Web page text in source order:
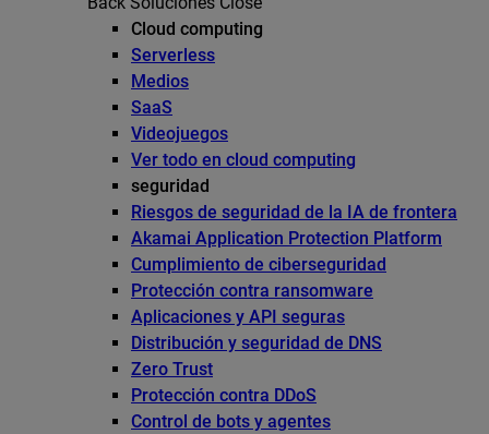
Cloud computing
Serverless
Medios
SaaS
Videojuegos
Ver todo en cloud computing
seguridad
Riesgos de seguridad de la IA de frontera
Akamai Application Protection Platform
Cumplimiento de ciberseguridad
Protección contra ransomware
Aplicaciones y API seguras
Distribución y seguridad de DNS
Zero Trust
Protección contra DDoS
Control de bots y agentes